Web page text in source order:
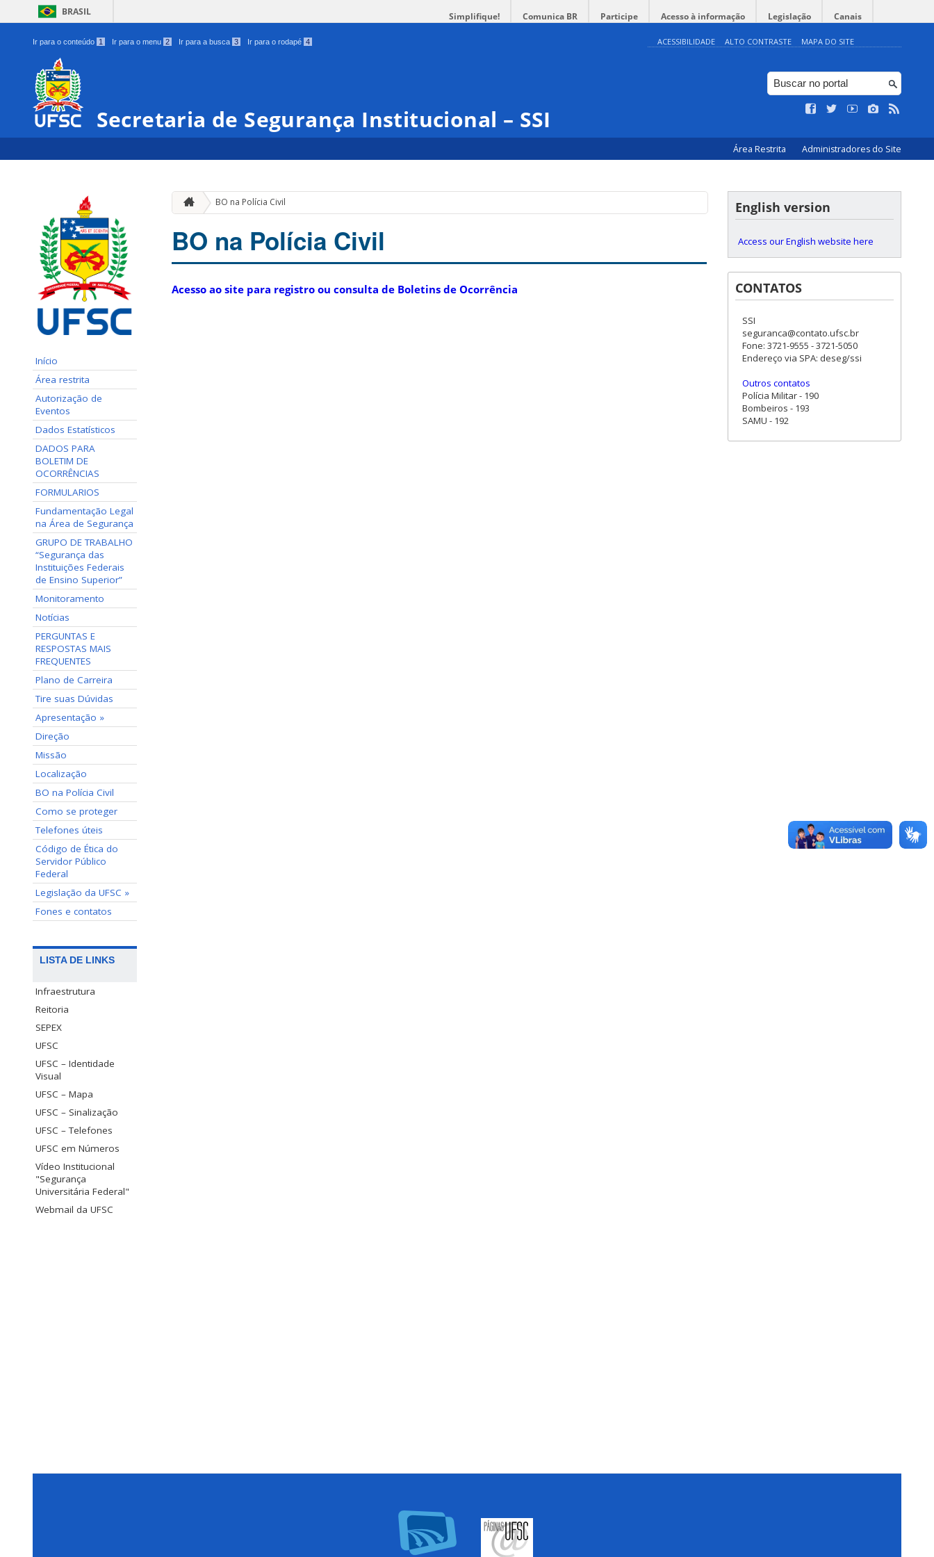
BRASIL Simplifique! Comunica BR Participe Acesso à informação Legislação Canais
Ir para o conteúdo 1 Ir para o menu 2 Ir para a busca 3 Ir para o rodapé 4 ACESSIBILIDADE ALTO CONTRASTE MAPA DO SITE
Secretaria de Segurança Institucional – SSI
Área Restrita Administradores do Site
Início
Área restrita
Autorização de
Eventos
Dados Estatísticos
DADOS PARA
BOLETIM DE
OCORRÊNCIAS
FORMULARIOS
Fundamentação Legal
na Área de Segurança
GRUPO DE TRABALHO
“Segurança das
Instituições Federais
de Ensino Superior”
Monitoramento
Notícias
PERGUNTAS E
RESPOSTAS MAIS
FREQUENTES
Plano de Carreira
Tire suas Dúvidas
Apresentação »
Direção
Missão
Localização
BO na Polícia Civil
Como se proteger
Telefones úteis
Código de Ética do
Servidor Público
Federal
Legislação da UFSC »
Fones e contatos
LISTA DE LINKS
Infraestrutura
Reitoria
SEPEX
UFSC
UFSC – Identidade
Visual
UFSC – Mapa
UFSC – Sinalização
UFSC – Telefones
UFSC em Números
Vídeo Institucional
"Segurança
Universitária Federal"
Webmail da UFSC
BO na Polícia Civil
BO na Polícia Civil
Acesso ao site para registro ou consulta de Boletins de Ocorrência
English version
Access our English website here
CONTATOS
SSI
seguranca@contato.ufsc.br
Fone: 3721-9555 - 3721-5050
Endereço via SPA: deseg/ssi
Outros contatos
Polícia Militar - 190
Bombeiros - 193
SAMU - 192